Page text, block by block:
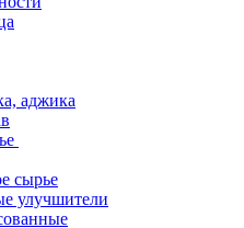
аджика
сырье
улучшители